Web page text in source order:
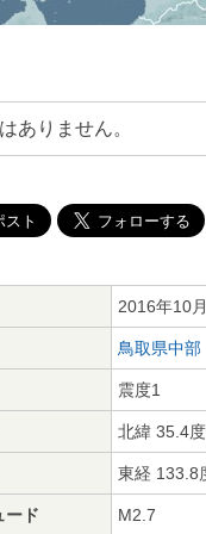
ありません。
2016年10
鳥取県中部
震度1
北緯 35.4度
東経 133.8
ード M2.7